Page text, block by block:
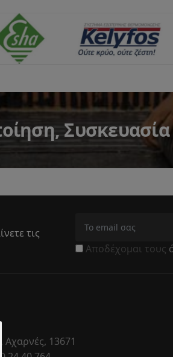
τις
Αποδέχομαι τους
Αχαρνές, 13671